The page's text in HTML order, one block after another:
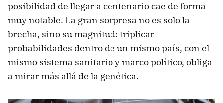
posibilidad de llegar a centenario cae de forma
muy notable. La gran sorpresa no es solo la
brecha, sino su magnitud: triplicar
probabilidades dentro de un mismo país, con el
mismo sistema sanitario y marco político, obliga
a mirar más allá de la genética.